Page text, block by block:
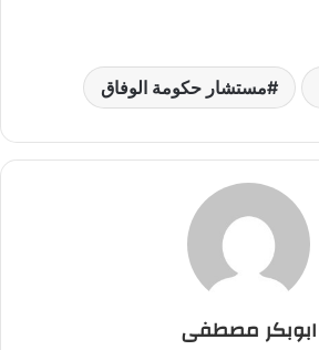
مستشار حكومة الوفاق
ابوبكر مصطفى